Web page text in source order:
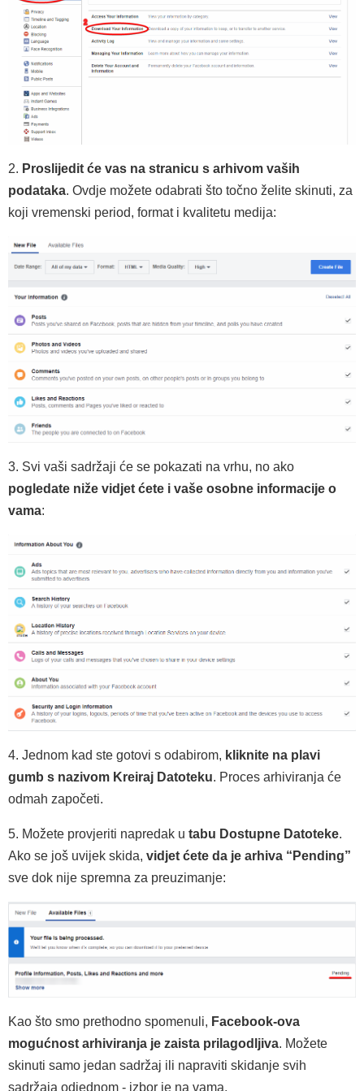
2. Proslijedit će vas na stranicu s arhivom vaših
podataka. Ovdje možete odabrati što točno želite skinuti, za
koji vremenski period, format i kvalitetu medija:
3. Svi vaši sadržaji će se pokazati na vrhu, no ako
pogledate niže vidjet ćete i vaše osobne informacije o
vama:
4. Jednom kad ste gotovi s odabirom, kliknite na plavi
gumb s nazivom Kreiraj Datoteku. Proces arhiviranja će
odmah započeti.
5. Možete provjeriti napredak u tabu Dostupne Datoteke.
Ako se još uvijek skida, vidjet ćete da je arhiva “Pending”
sve dok nije spremna za preuzimanje:
Kao što smo prethodno spomenuli, Facebook-ova
mogućnost arhiviranja je zaista prilagodljiva. Možete
skinuti samo jedan sadržaj ili napraviti skidanje svih
sadržaja odjednom - izbor je na vama.